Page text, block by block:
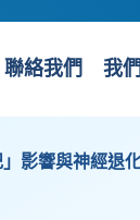
聯絡我們 我
影響與神經退